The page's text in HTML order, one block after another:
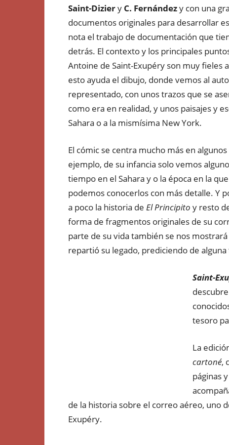
Saint-Diziery C. Fernándezy con una
documentos originales para desarrollar
nota el trabajo de documentación que
detrás. El contexto y los principales
Antoine de Saint-Exupéry son muy fieles
esto ayuda el dibujo, donde vemos al
representado, con unos trazos que se
como era en realidad, y unos paisajes y
Sahara o a la mismísima New York.
El cómic se centra mucho más en
ejemplo, de su infancia solo vemos
tiempo en el Sahara y o la época en la
podemos conocerlos con más detalle. Y
a poco la historia de El Principito y resto
forma de fragmentos originales de su
parte de su vida también se nos
repartió su legado, prediciendo de
Saint-
tesoro
La
cartoné,
páginas
de la historia sobre el correo aéreo, uno
Exupéry.